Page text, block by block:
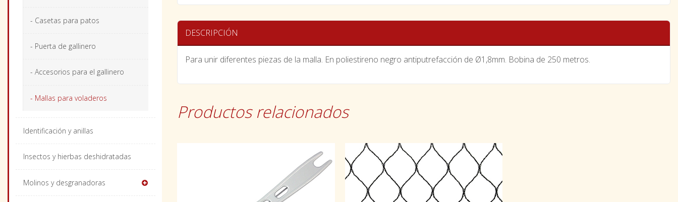
DESCRIPCIÓN
Para unir diferentes piezas de la malla. En poliestireno negro antiputrefacción de Ø1,8mm. Bobina de 250 metros.
Productos relacionados
- Casetas para patos
- Puerta de gallinero
- Accesorios para el gallinero
- Mallas para voladeros
Identificación y anillas
Insectos y hierbas deshidratadas
Molinos y desgranadoras